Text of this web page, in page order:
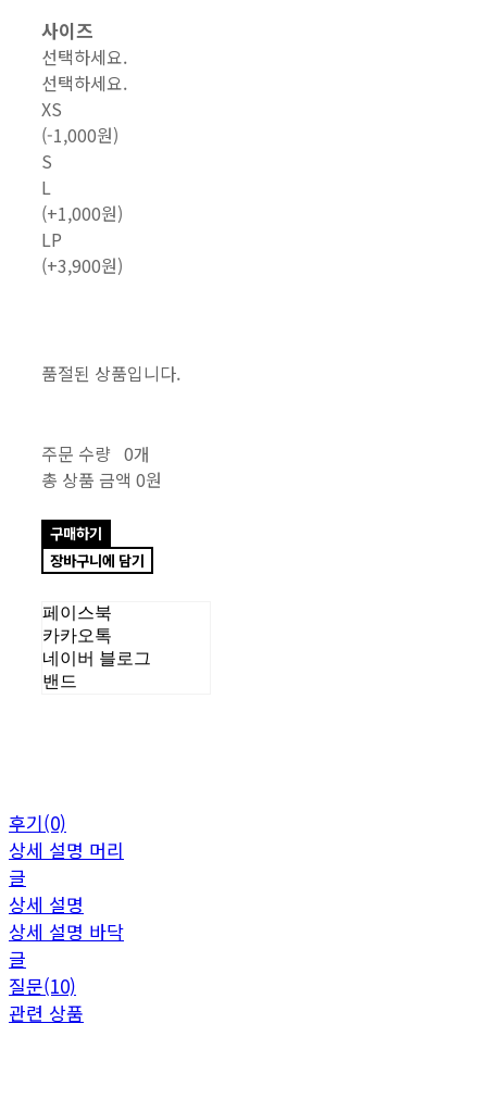
사이즈
선택하세요.
선택하세요.
XS
(-1,000원)
S
L
(+1,000원)
LP
(+3,900원)
품절된 상품입니다.
주문 수량 0개
총 상품 금액 0원
구매하기
장바구니에 담기
페이스북
카카오톡
네이버 블로그
밴드
후기(0)
상세 설명 머리
글
상세 설명
상세 설명 바닥
글
질문(10)
관련 상품